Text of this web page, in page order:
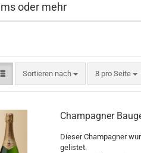
oder mehr
Sortieren nach
Sortieren nach 8 pro Seite
pro Seite
Champagner
Dieser Champagner
gelistet.